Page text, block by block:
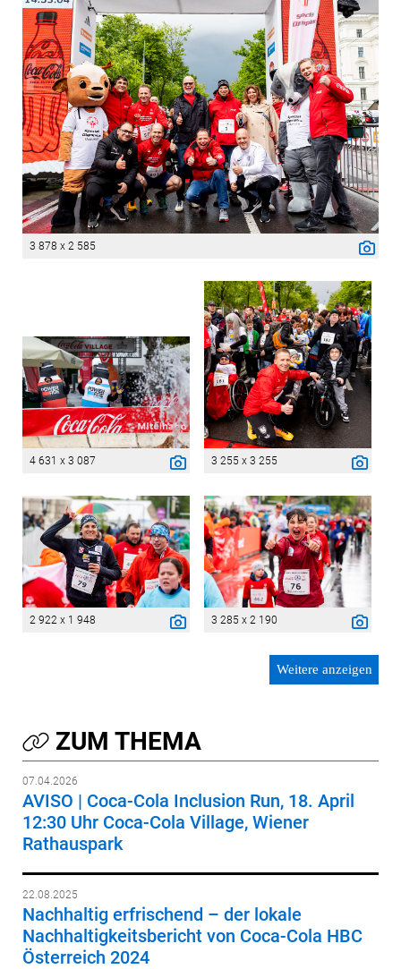
3 878 x 2 585
4 631 x 3 087 3 255 x 3 255
2 922 x 1 948 3 285 x 2 190
Weitere anzeigen
ZUM THEMA
07.04.2026
AVISO | Coca-Cola Inclusion Run, 18. April
12:30 Uhr Coca-Cola Village, Wiener
Rathauspark
22.08.2025
Nachhaltig erfrischend – der lokale
Nachhaltigkeitsbericht von Coca-Cola HBC
Österreich 2024